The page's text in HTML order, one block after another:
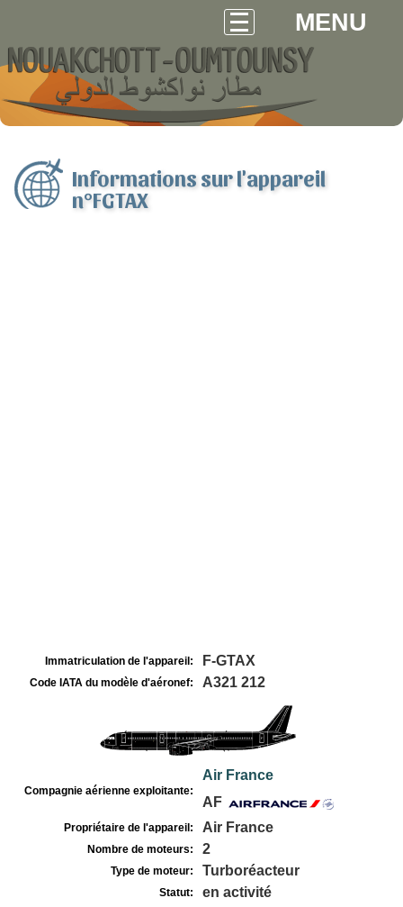
MENU
Informations sur l'appareil
n°FGTAX
Immatriculation de l'appareil: F-GTAX
Code IATA du modèle d'aéronef: A321 212
Compagnie aérienne exploitante:
Air France
AF
Propriétaire de l'appareil: Air France
Nombre de moteurs: 2
Type de moteur: Turboréacteur
Statut: en activité